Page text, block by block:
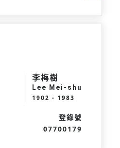
李梅樹
Lee Mei-shu
1902 - 1983
登錄號
07700179